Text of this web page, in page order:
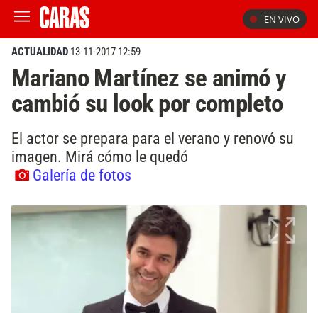
EN VIVO
ACTUALIDAD 13-11-2017 12:59
Mariano Martínez se animó y
cambió su look por completo
El actor se prepara para el verano y renovó su
imagen. Mirá cómo le quedó
Galería de fotos